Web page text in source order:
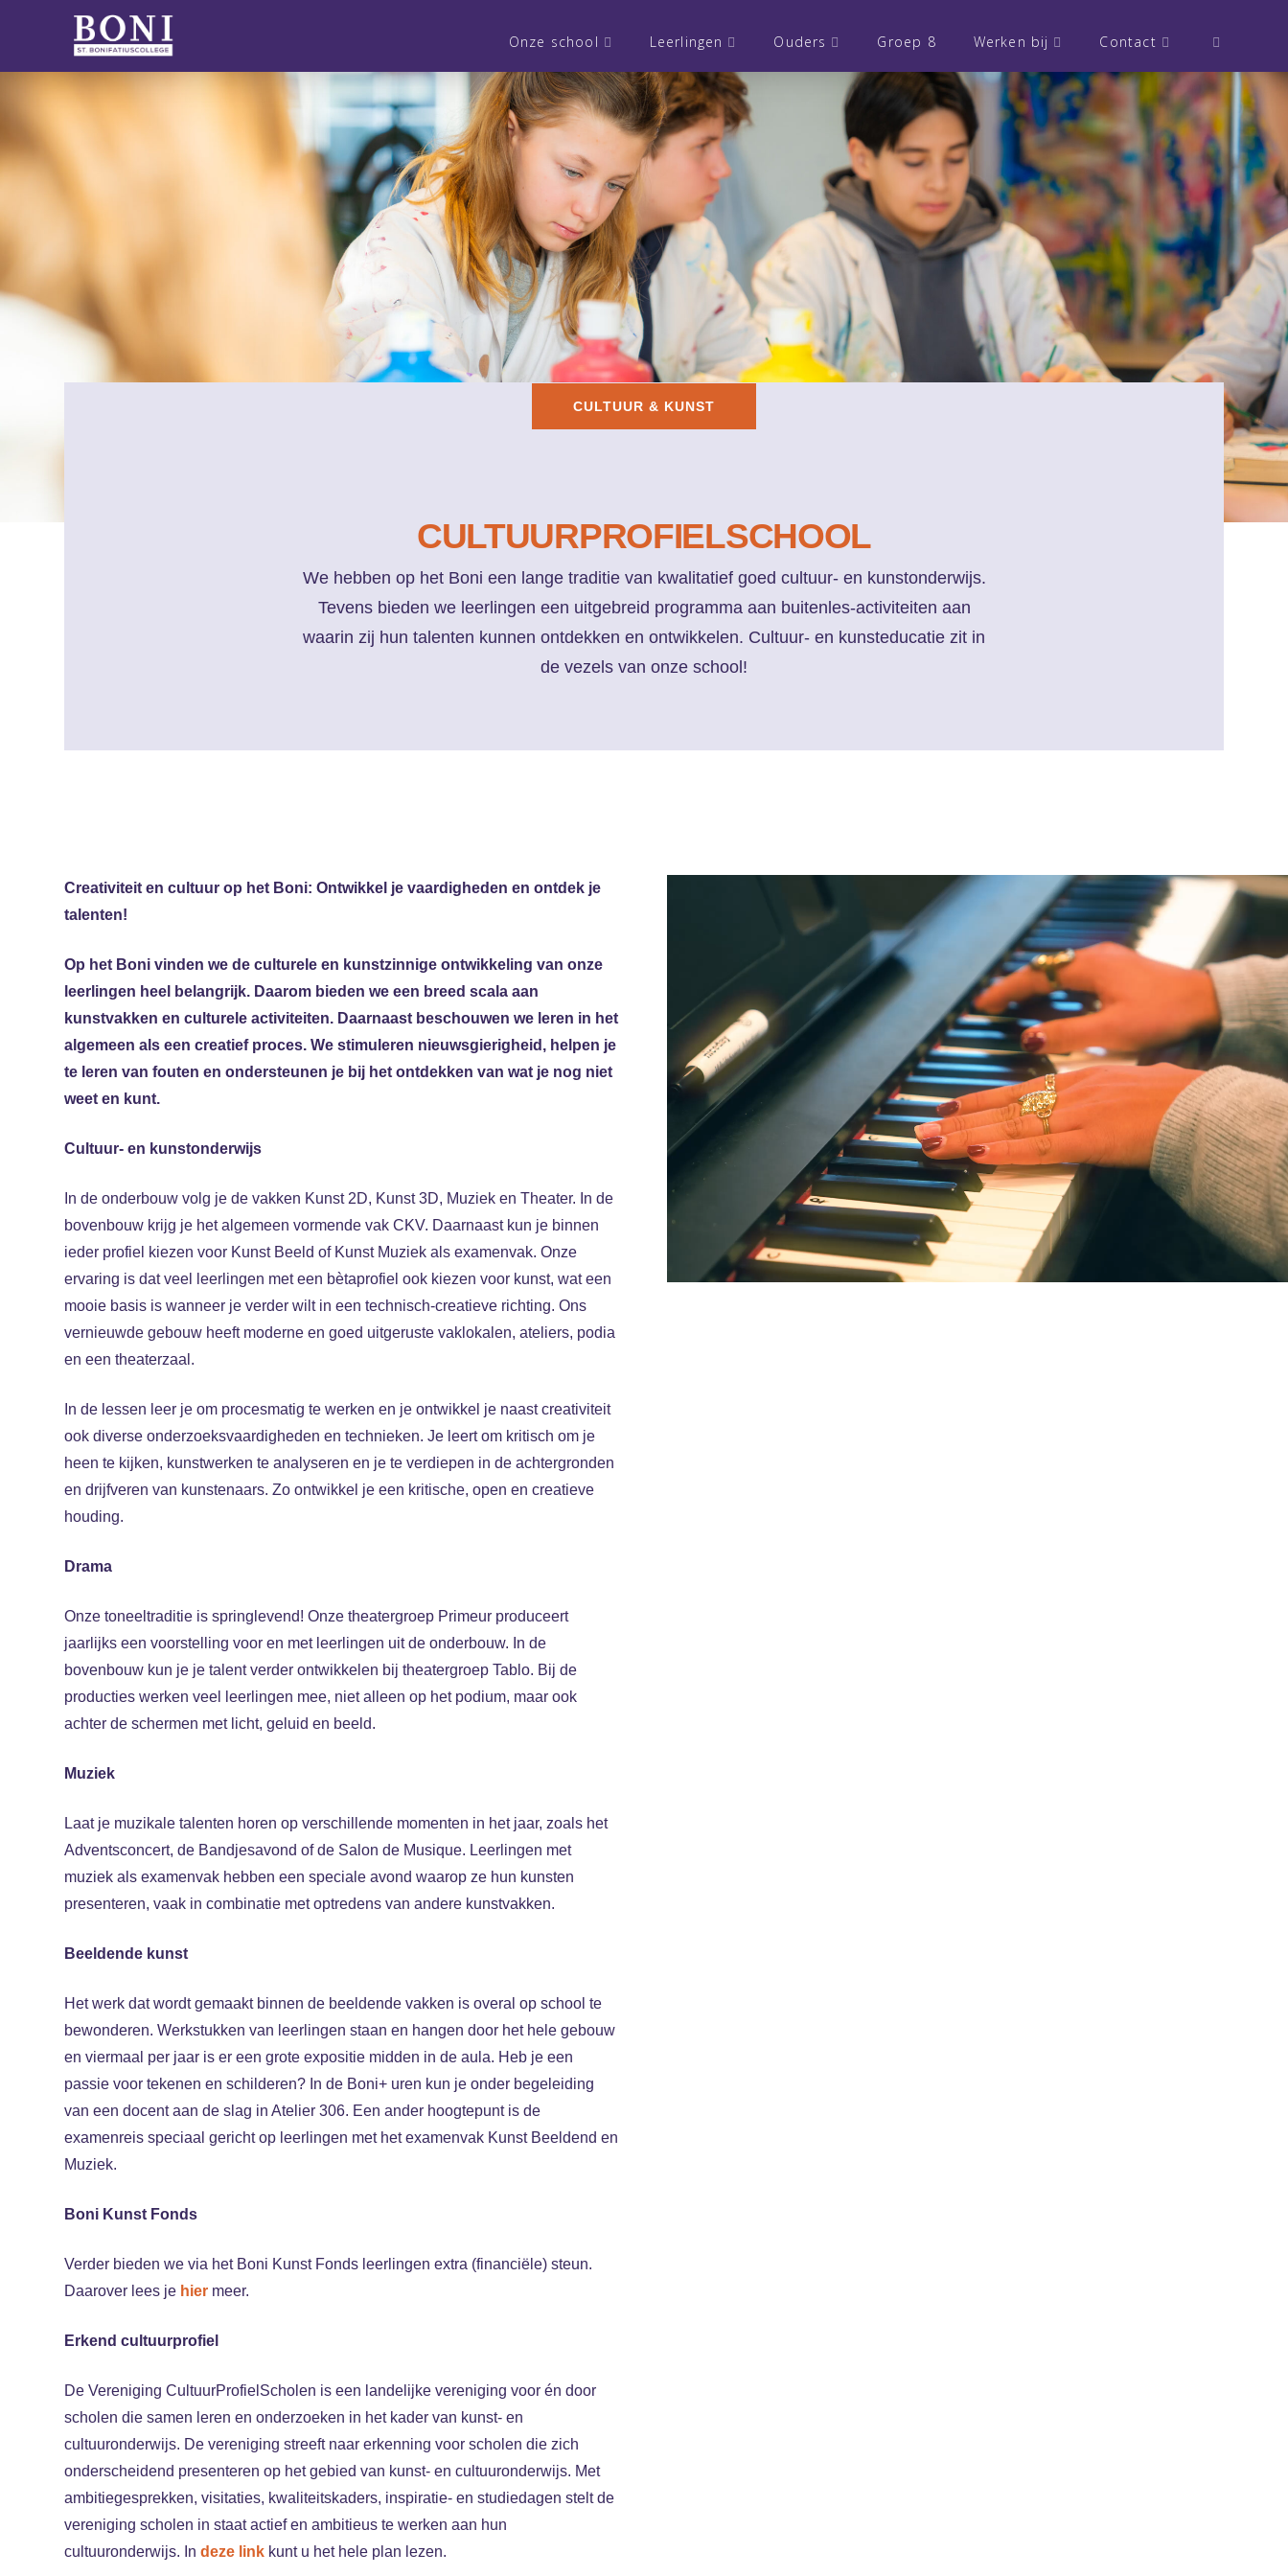
Onze school Leerlingen Ouders Groep 8 Werken bij Contact
CULTUUR & KUNST
CULTUUR­PROFIEL­SCHOOL
We hebben op het Boni een lange traditie van kwalitatief goed cultuur- en kunstonderwijs.
Tevens bieden we leerlingen een uitgebreid programma aan buitenles-activiteiten aan
waarin zij hun talenten kunnen ontdekken en ontwikkelen. Cultuur- en kunsteducatie zit in
de vezels van onze school!
Creativiteit en cultuur op het Boni: Ontwikkel je vaardigheden en ontdek je
talenten!
Op het Boni vinden we de culturele en kunstzinnige ontwikkeling van onze
leerlingen heel belangrijk. Daarom bieden we een breed scala aan
kunstvakken en culturele activiteiten. Daarnaast beschouwen we leren in het
algemeen als een creatief proces. We stimuleren nieuwsgierigheid, helpen je
te leren van fouten en ondersteunen je bij het ontdekken van wat je nog niet
weet en kunt.
Cultuur- en kunstonderwijs
In de onderbouw volg je de vakken Kunst 2D, Kunst 3D, Muziek en Theater. In de
bovenbouw krijg je het algemeen vormende vak CKV. Daarnaast kun je binnen
ieder profiel kiezen voor Kunst Beeld of Kunst Muziek als examenvak. Onze
ervaring is dat veel leerlingen met een bètaprofiel ook kiezen voor kunst, wat een
mooie basis is wanneer je verder wilt in een technisch-creatieve richting. Ons
vernieuwde gebouw heeft moderne en goed uitgeruste vaklokalen, ateliers, podia
en een theaterzaal.
In de lessen leer je om procesmatig te werken en je ontwikkel je naast creativiteit
ook diverse onderzoeksvaardigheden en technieken. Je leert om kritisch om je
heen te kijken, kunstwerken te analyseren en je te verdiepen in de achtergronden
en drijfveren van kunstenaars. Zo ontwikkel je een kritische, open en creatieve
houding.
Drama
Onze toneeltraditie is springlevend! Onze theatergroep Primeur produceert
jaarlijks een voorstelling voor en met leerlingen uit de onderbouw. In de
bovenbouw kun je je talent verder ontwikkelen bij theatergroep Tablo. Bij de
producties werken veel leerlingen mee, niet alleen op het podium, maar ook
achter de schermen met licht, geluid en beeld.
Muziek
Laat je muzikale talenten horen op verschillende momenten in het jaar, zoals het
Adventsconcert, de Bandjesavond of de Salon de Musique. Leerlingen met
muziek als examenvak hebben een speciale avond waarop ze hun kunsten
presenteren, vaak in combinatie met optredens van andere kunstvakken.
Beeldende kunst
Het werk dat wordt gemaakt binnen de beeldende vakken is overal op school te
bewonderen. Werkstukken van leerlingen staan en hangen door het hele gebouw
en viermaal per jaar is er een grote expositie midden in de aula. Heb je een
passie voor tekenen en schilderen? In de Boni+ uren kun je onder begeleiding
van een docent aan de slag in Atelier 306. Een ander hoogtepunt is de
examenreis speciaal gericht op leerlingen met het examenvak Kunst Beeldend en
Muziek.
Boni Kunst Fonds
Verder bieden we via het Boni Kunst Fonds leerlingen extra (financiële) steun.
Daarover lees je hier meer.
Erkend cultuurprofiel
De Vereniging CultuurProfielScholen is een landelijke vereniging voor én door
scholen die samen leren en onderzoeken in het kader van kunst- en
cultuuronderwijs. De vereniging streeft naar erkenning voor scholen die zich
onderscheidend presenteren op het gebied van kunst- en cultuuronderwijs. Met
ambitiegesprekken, visitaties, kwaliteitskaders, inspiratie- en studiedagen stelt de
vereniging scholen in staat actief en ambitieus te werken aan hun
cultuuronderwijs. Indeze link kunt u het hele plan lezen.